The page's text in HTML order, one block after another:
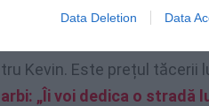
Data Deletion Data
nu va vedea acel
Iar a doua zi i se face un
Kevin. Este prețul tăcerii
„Îi voi dedica o stradă